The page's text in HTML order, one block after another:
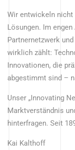
Wir entwickeln
Lösungen. Im
Partnernetzwerk
wirklich zählt:
Innovationen, die
abgestimmt sind –
Unser „Innovating
Marktverständnis
hinterfragen. Seit
Kai Kalthoff